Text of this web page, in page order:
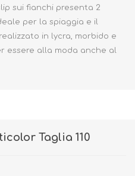
sui fianchi presenta 2
per la spiaggia e il
in lycra, morbido e
essere alla moda anche al
Taglia 110